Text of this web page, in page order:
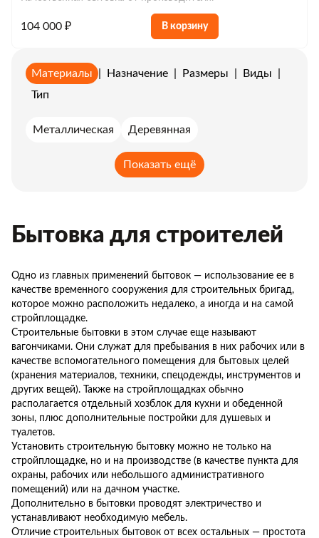
104 000 ₽ В корзину
Материалы Назначение Размеры Виды
Тип
Металлическая Деревянная
Показать ещё
Бытовка для строителей
Одно из главных применений бытовок — использование ее в
качестве временного сооружения для строительных бригад,
которое можно расположить недалеко, а иногда и на самой
стройплощадке.
Строительные бытовки в этом случае еще называют
вагончиками. Они служат для пребывания в них рабочих или в
качестве вспомогательного помещения для бытовых целей
(хранения материалов, техники, спецодежды, инструментов и
других вещей). Также на стройплощадках обычно
располагается отдельный хозблок для кухни и обеденной
зоны, плюс дополнительные постройки для душевых и
туалетов.
Установить строительную бытовку можно не только на
стройплощадке, но и на производстве (в качестве пункта для
охраны, рабочих или небольшого административного
помещений) или на дачном участке.
Дополнительно в бытовки проводят электричество и
устанавливают необходимую мебель.
Отличие строительных бытовок от всех остальных — простота